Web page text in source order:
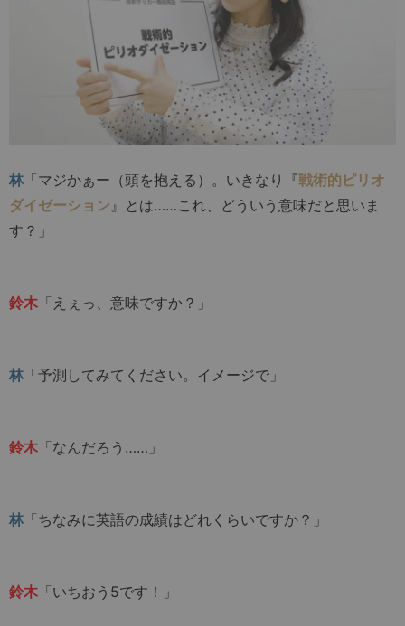
林 「マジかぁー（頭を抱える）。いきなり『戦術的ピリオ
ダイゼーション』とは……これ、どういう意味だと思いま
す？」
鈴木 「えぇっ、意味ですか？」
林 「予測してみてください。イメージで」
鈴木 「なんだろう……」
林 「ちなみに英語の成績はどれくらいですか？」
鈴木 「いちおう5です！」